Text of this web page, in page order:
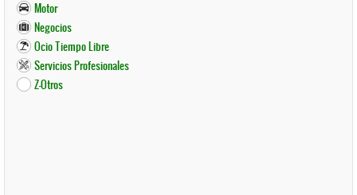
Motor
Negocios
Ocio Tiempo Libre
Servicios Profesionales
Z-Otros